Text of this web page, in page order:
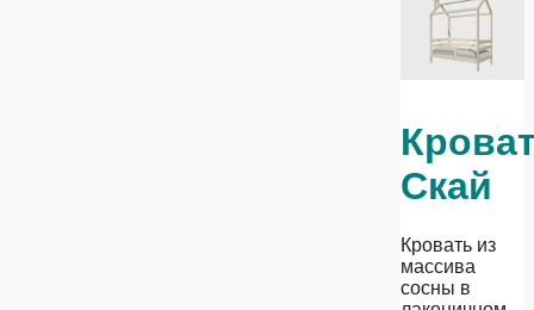
Скай
Кровать из
массива
сосны в